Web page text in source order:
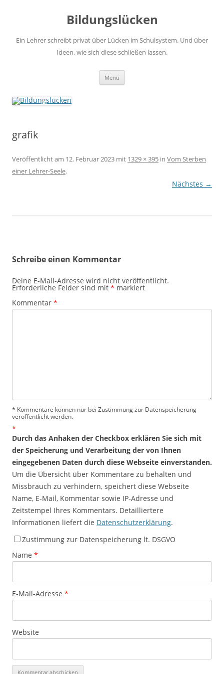
Bildungslücken
Ein Lehrer schreibt privat über Lücken im Schulsystem. Und über
Ideen, wie sich diese schließen lassen.
Menü
grafik
Veröffentlicht am 12. Februar 2023 mit 1329 × 395 in Vom Sterben
einer Lehrer-Seele.
Nächstes →
Schreibe einen Kommentar
Deine E-Mail-Adresse wird nicht veröffentlicht.
Erforderliche Felder sind mit * markiert
Kommentar *
* Kommentare können nur bei Zustimmung zur Datenspeicherung
veröffentlicht werden.
*
Durch das Anhaken der Checkbox erklären Sie sich mit
der Speicherung und Verarbeitung der von Ihnen
eingegebenen Daten durch diese Webseite einverstanden.
Um die Übersicht über Kommentare zu behalten und
Missbrauch zu verhindern, speichert diese Webseite
Name, E-Mail, Kommentar sowie IP-Adresse und
Zeitstempel Ihres Kommentars. Detailliertere
Informationen liefert die Datenschutzerklärung.
Zustimmung zur Datenspeicherung lt. DSGVO
Name *
E-Mail-Adresse *
Website